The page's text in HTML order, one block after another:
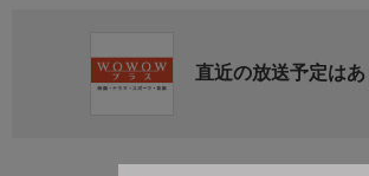
直近の放送予定は